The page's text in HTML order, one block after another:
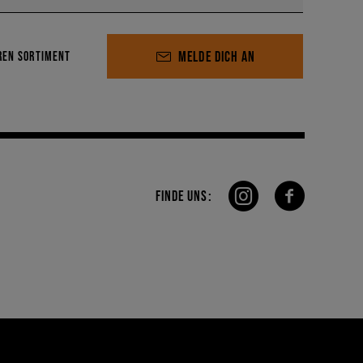
SORTIMENT MELDE DICH AN
FINDE UNS: